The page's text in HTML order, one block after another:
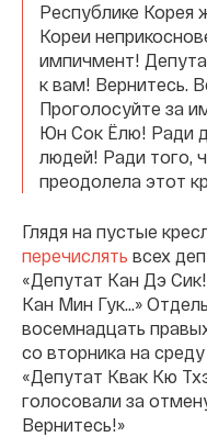
Республике Корея
Кореи
импичмент!
к вам! Вернитесь.
Проголосуйте за
Юн Сок Ёлю! Ради
людей! Ради того,
преодолела этот
Глядя на пустые
перечислять всех
«Депутат Кан Дэ
Кан Мин Гук…»
восемнадцать
со вторника на
«Депутат Квак Кю
голосовали за
Вернитесь!»